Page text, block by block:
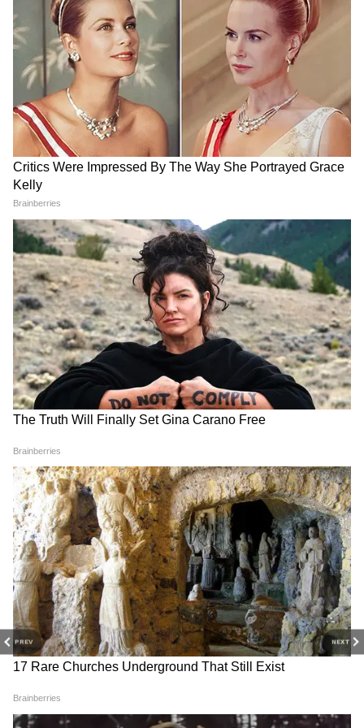
PREV NEXT
है। कुछ ज्योतिषियों का मत है कि दीपावली 31 अक्टूबर
को रहेगी, वहीं कुछ का कहना है कि इस बार दीपावली
पर्व 1 नवंबर, शुक्रवार को मनाया जाएगा। इस विषय पर
जगन्नाथ पुरी के ज्योतिषाचार्य पं. गणेश मिश्र का कहना है
कि चूंकि अमावस्या तिथि में प्रदोष काल का संयोग 31
अक्टूबर को बन रहा है, इसलिए इसी दिन दीपावली पर्व
मनाया जाना चाहिए।
ये भी पढ़ें-
अग्नि से पैदा हुआ था महाभारत का ये योद्धा, जानें
किसने काटा था इसका सिर?
DOWNLOAD APP
latest spirituality news about festivals,
horoscope, religion, wellness, metaphysical,
parapsychology and yoga in India at Asianet
News Hindi
RECOMMENDED STORIES